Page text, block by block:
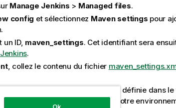
Manage Jenkins > Managed files.
config et sélectionnez Maven settings pour
un ID, maven_settings. Cet identifiant sera
.
, collez le contenu du fichier
d'artefacts Nexus par défaut définie dans
Valeur mise à jour selon votre